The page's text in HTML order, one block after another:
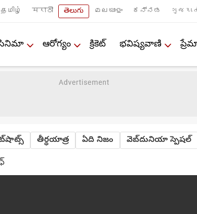
தமிழ் मराठी తెలుగు മലയാളം ಕನ್ನಡ
సినిమా ఆరోగ్యం క్రికెట్ భవిష్యవాణి
తీర్థయాత్ర ఏది నిజం వెబ్‌దునియా స్పెషల్